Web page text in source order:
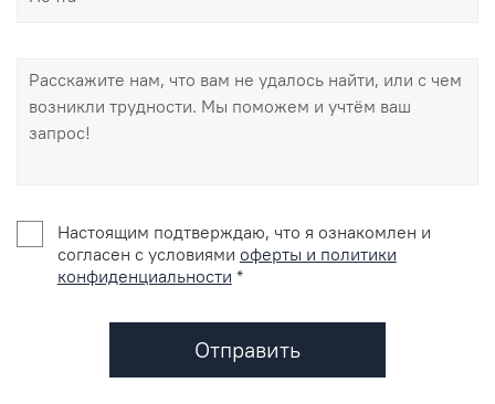
Настоящим подтверждаю, что я ознакомлен и
согласен с условиями оферты и политики
конфиденциальности *
Отправить